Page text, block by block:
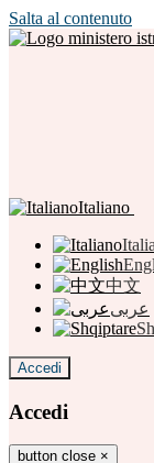
Salta al contenuto
Italiano
中文
عربى
Accedi
Accedi
button close ×